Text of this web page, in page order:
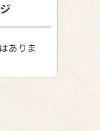
ありま